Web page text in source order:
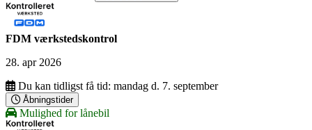
FDM værkstedskontrol
28. apr 2026
Du kan tidligst få tid: mandag d. 7. september
Åbningstider
Mulighed for lånebil